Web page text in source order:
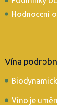
Hodnocení
Vína
Víno je